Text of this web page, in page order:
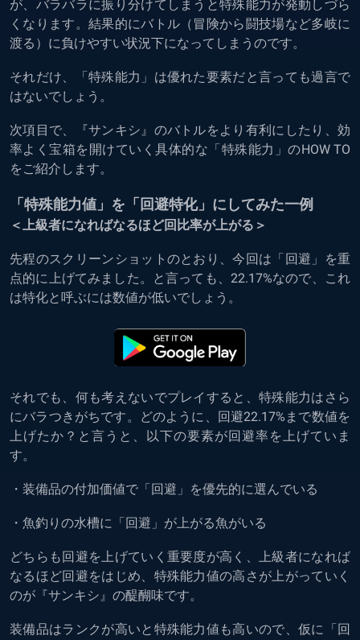
が、バラバラに振り分けてしまうと特殊能力が発動しづら
くなります。結果的にバトル（冒険から闘技場など多岐に
渡る）に負けやすい状況下になってしまうのです。
それだけ、「特殊能力」は優れた要素だと言っても過言で
はないでしょう。
次項目で、『サンキシ』のバトルをより有利にしたり、効
率よく宝箱を開けていく具体的な「特殊能力」のHOW TO
をご紹介します。
「特殊能力値」を「回避特化」にしてみた一例
＜上級者になればなるほど回比率が上がる＞
先程のスクリーンショットのとおり、今回は「回避」を重
点的に上げてみました。と言っても、22.17%なので、これ
は特化と呼ぶには数値が低いでしょう。
それでも、何も考えないでプレイすると、特殊能力はさら
にバラつきがちです。どのように、回避22.17%まで数値を
上げたか？と言うと、以下の要素が回避率を上げていま
す。
・装備品の付加価値で「回避」を優先的に選んでいる
・魚釣りの水槽に「回避」が上がる魚がいる
どちらも回避を上げていく重要度が高く、上級者になれば
なるほど回避をはじめ、特殊能力値の高さが上がっていく
のが『サンキシ』の醍醐味です。
装備品はランクが高いと特殊能力値も高いので、仮に「回